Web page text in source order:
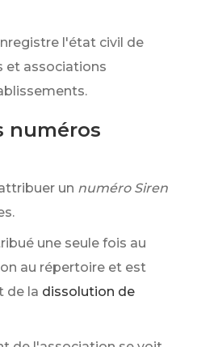
l'état civil de
et associations
numéros
un numéro Siren
une seule fois au
au répertoire et est
de la dissolution de